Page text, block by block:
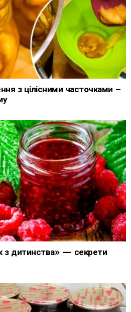
з цілісними часточками –
з дитинства» — секрети